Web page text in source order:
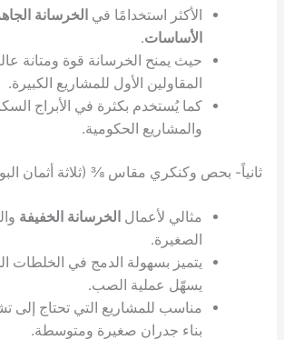
استخدامًا فيالخرسانة الجاهزة وصب
يمنح الخرسانة قوة ومتانة عالية ويُعتبر خيار
الأول للمشاريع الكبيرة.
يُستخدم بكثرة في الأبراج السكنية والتجارية
الحكومية.
مقاس ⅜ (ثلاثة أثمان البوصة)
لأعمال الخرسانة الخفيفةوالمباني السكنية
بسهولة الدمج في الخلطات الخرسانية، مما
عملية الصب.
للمشاريع التي تحتاج إلى تشطيب داخلي أو
جدران صغيرة ومتوسطة.